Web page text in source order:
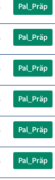
Pal_Präp
Pal_Präp
Pal_Präp
Pal_Präp
Pal_Präp
Pal_Präp